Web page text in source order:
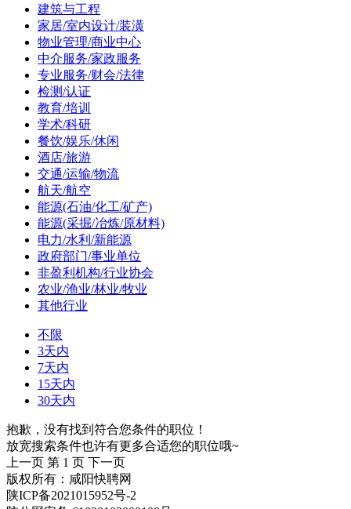
建筑与工程
家居/室内设计/装潢
物业管理/商业中心
中介服务/家政服务
专业服务/财会/法律
检测/认证
教育/培训
学术/科研
餐饮/娱乐/休闲
酒店/旅游
交通/运输/物流
航天/航空
能源(石油/化工/矿产)
能源(采掘/冶炼/原材料)
电力/水利/新能源
政府部门/事业单位
非盈利机构/行业协会
农业/渔业/林业/牧业
其他行业
不限
3天内
7天内
15天内
30天内
抱歉，没有找到符合您条件的职位！
放宽搜索条件也许有更多合适您的职位哦~
上一页 第 1 页 下一页
版权所有：咸阳快聘网
陕ICP备2021015952号-2